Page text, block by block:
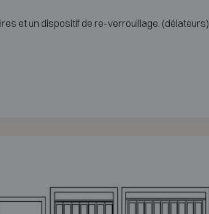
et un dispositif de re-verrouillage. (délateurs)